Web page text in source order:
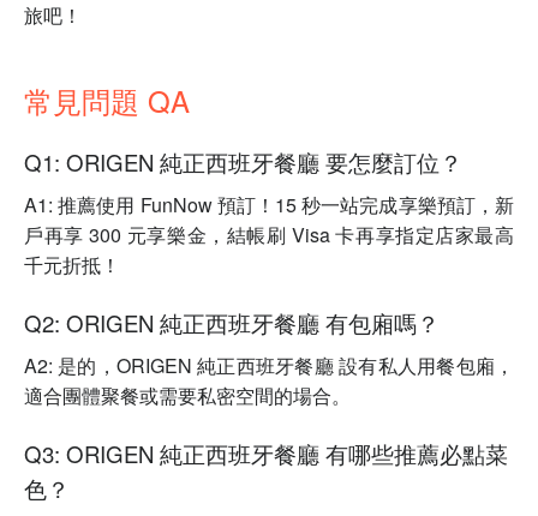
旅吧！
常見問題 QA
Q1: ORIGEN 純正西班牙餐廳 要怎麼訂位？
A1: 推薦使用 FunNow 預訂！15 秒一站完成享樂預訂，新
戶再享 300 元享樂金，結帳刷 Visa 卡再享指定店家最高
千元折抵！
Q2: ORIGEN 純正西班牙餐廳 有包廂嗎？
A2: 是的，ORIGEN 純正西班牙餐廳 設有私人用餐包廂，
適合團體聚餐或需要私密空間的場合。
Q3: ORIGEN 純正西班牙餐廳 有哪些推薦必點菜
色？